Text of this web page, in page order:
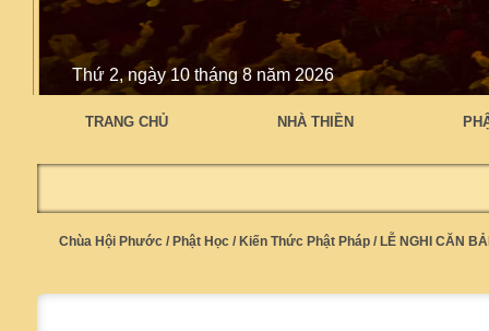
Thứ 2, ngày 10 tháng 8 năm 2026
TRANG CHỦ NHÀ THIỀN
Chùa Hội Phước / Phật Học / Kiến Thức Phật Pháp / LỄ NGHI CĂN